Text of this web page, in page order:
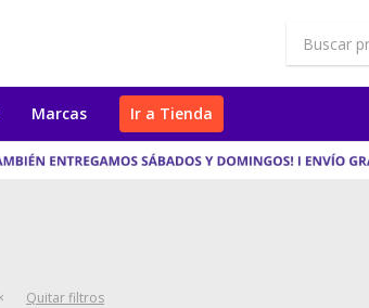
Marcas Ir a Tienda
Quitar filtros